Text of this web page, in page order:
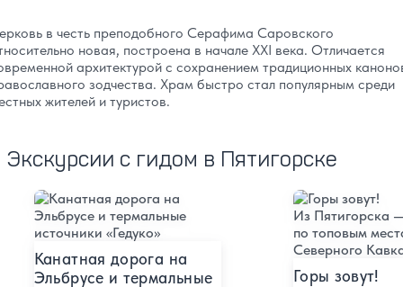
в честь преподобного Серафима Саровского
новая, построена в начале XXI века. Отличается
архитектурой с сохранением традиционных
зодчества. Храм быстро стал популярным среди
жителей и туристов.
Экскурсии с гидом в Пятигорске
Канатная дорога на
Эльбрусе и термальные
Подробнее
Горы зовут!
Подробнее